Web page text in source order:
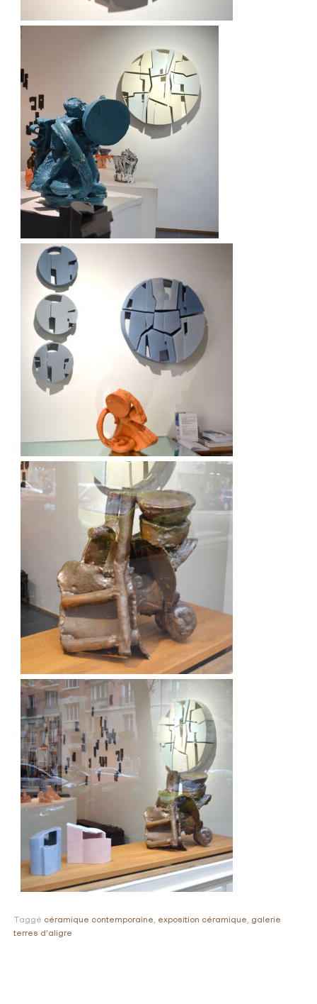
Taggé céramique contemporaine, exposition céramique, galerie
terres d'aligre